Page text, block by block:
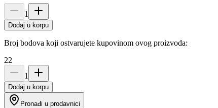
1
Dodaj u korpu
Broj bodova koji ostvarujete kupovinom ovog proizvoda:
22
1
Dodaj u korpu
Pronađi u prodavnici